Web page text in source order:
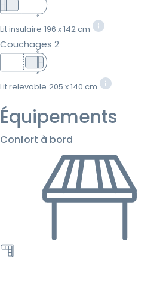
Lit insulaire 196 x 142 cm
Couchages 2
Lit relevable 205 x 140 cm
Équipements
Confort à bord